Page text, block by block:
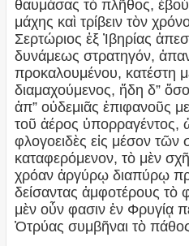
θαυμάσας τὸ πλῆθος,
μάχης καὶ τρίβειν τὸν
Σερτώριος ἐξ Ἰβηρίας
δυνάμεως στρατηγόν,
προκαλουμένου, κατέστη
διαμαχούμενος, ἤδη δ”
ἀπ” οὐδεμιᾶς ἐπιφανοῦς
τοῦ ἀέρος
φλογοειδὲς εἰς μέσον τῶν
καταφερόμενον, τὸ μὲν
χρόαν ἀργύρῳ διαπύρῳ
δείσαντας ἀμφοτέρους τὸ
μὲν οὖν φασιν ἐν Φρυγίᾳ
Ὀτρύας συμβῆναι τὸ